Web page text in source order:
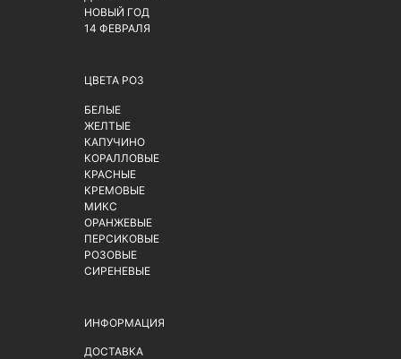
НОВЫЙ ГОД
14 ФЕВРАЛЯ
ЦВЕТА РОЗ
БЕЛЫЕ
ЖЕЛТЫЕ
КАПУЧИНО
КОРАЛЛОВЫЕ
КРАСНЫЕ
КРЕМОВЫЕ
МИКС
ОРАНЖЕВЫЕ
ПЕРСИКОВЫЕ
РОЗОВЫЕ
СИРЕНЕВЫЕ
ИНФОРМАЦИЯ
ДОСТАВКА